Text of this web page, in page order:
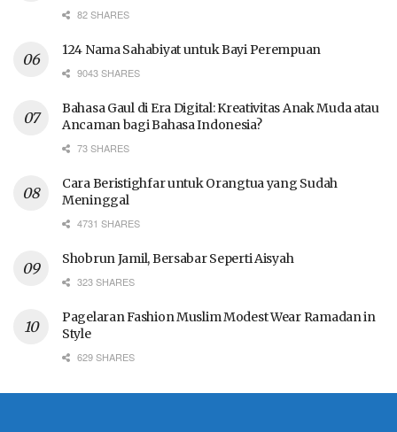
82 SHARES
124 Nama Sahabiyat untuk Bayi Perempuan
9043 SHARES
Bahasa Gaul di Era Digital: Kreativitas Anak Muda atau
Ancaman bagi Bahasa Indonesia?
73 SHARES
Cara Beristighfar untuk Orangtua yang Sudah
Meninggal
4731 SHARES
Shobrun Jamil, Bersabar Seperti Aisyah
323 SHARES
Pagelaran Fashion Muslim Modest Wear Ramadan in
Style
629 SHARES